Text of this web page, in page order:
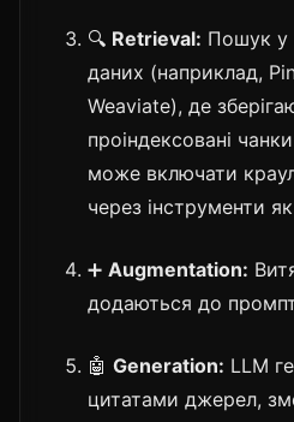
🔍 Retrieval: Пошук у
даних (наприклад,
Weaviate), де
проіндексовані
може включати
через інструменти
➕ Augmentation:
додаються до
🤖 Generation: LLM
цитатами джерел,